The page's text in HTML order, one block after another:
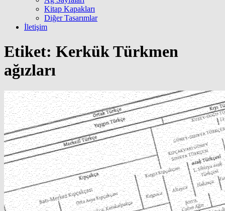
Kitap Kapakları
Diğer Tasarımlar
İletişim
Etiket: Kerkük Türkmen
ağızları